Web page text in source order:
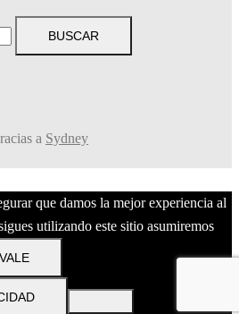
a Sydney
que damos la mejor experiencia al
utilizando este sitio asumiremos
VALE